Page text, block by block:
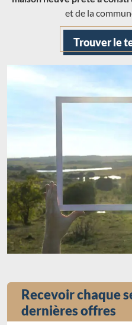
et de la
Trouver le
Recevoir chaque
dernières offres